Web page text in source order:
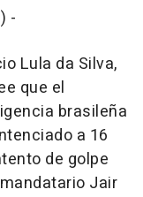
-
Lula da Silva,
que el
brasileña
a 16
de golpe
Jair